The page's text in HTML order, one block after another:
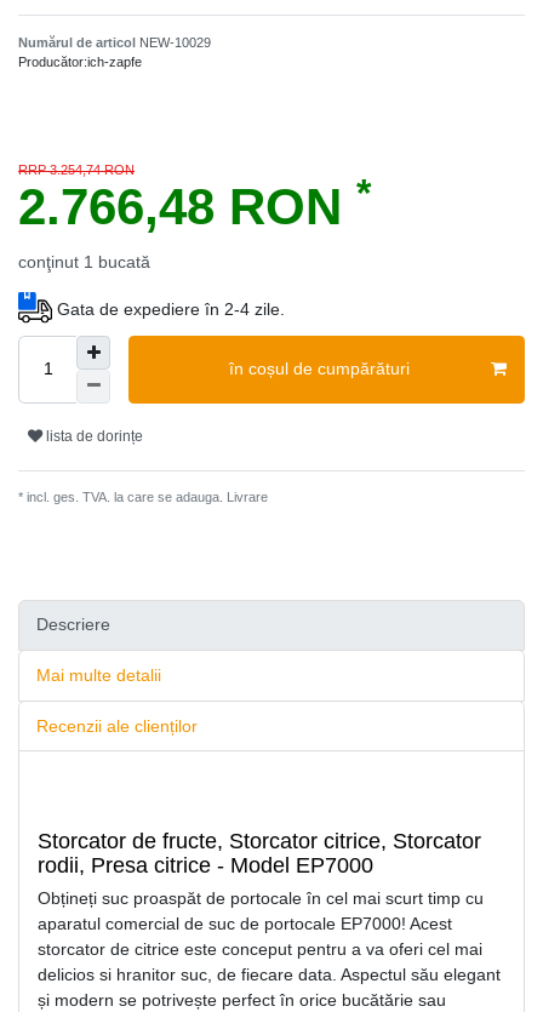
Numărul de articol NEW-10029
Producător:ich-zapfe
RRP 3.254,74 RON
2.766,48 RON *
conţinut 1 bucată
Gata de expediere în 2-4 zile.
în coșul de cumpărături
lista de dorințe
* incl. ges. TVA. la care se adauga. Livrare
Descriere
Mai multe detalii
Recenzii ale clienților
Storcator de fructe, Storcator citrice, Storcator
rodii, Presa citrice - Model EP7000
Obțineți suc proaspăt de portocale în cel mai scurt timp cu
aparatul comercial de suc de portocale EP7000! Acest
storcator de citrice este conceput pentru a va oferi cel mai
delicios si hranitor suc, de fiecare data. Aspectul său elegant
și modern se potrivește perfect în orice bucătărie sau